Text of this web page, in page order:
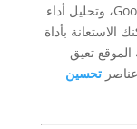
ومعدلات التحويل عبر Google Search Console، وتحليل أداء
الاستعانة بأداة
تعيق
تحسين